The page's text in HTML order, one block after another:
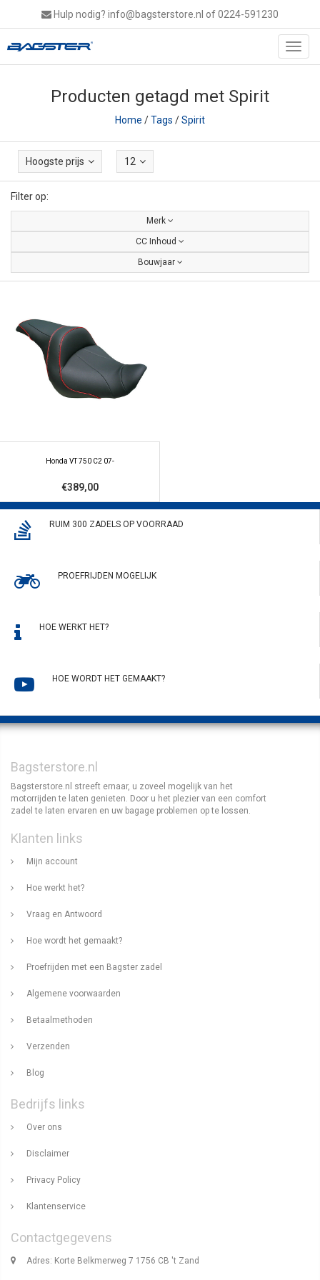
Hulp nodig? info@bagsterstore.nl of 0224-591230
Producten getagd met Spirit
Home /Tags /Spirit
Hoogste prijs 12
Filter op:
Merk
CC Inhoud
Bouwjaar
Honda VT 750 C2 07-
€389,00
RUIM 300 ZADELS OP VOORRAAD
PROEFRIJDEN MOGELIJK
HOE WERKT HET?
HOE WORDT HET GEMAAKT?
Bagsterstore.nl
Bagsterstore.nl streeft ernaar, u zoveel mogelijk van het
motorrijden te laten genieten. Door u het plezier van een comfort
zadel te laten ervaren en uw bagage problemen op te lossen.
Klanten links
Mijn account
Hoe werkt het?
Vraag en Antwoord
Hoe wordt het gemaakt?
Proefrijden met een Bagster zadel
Algemene voorwaarden
Betaalmethoden
Verzenden
Blog
Bedrijfs links
Over ons
Disclaimer
Privacy Policy
Klantenservice
Contactgegevens
Adres: Korte Belkmerweg 7 1756 CB 't Zand